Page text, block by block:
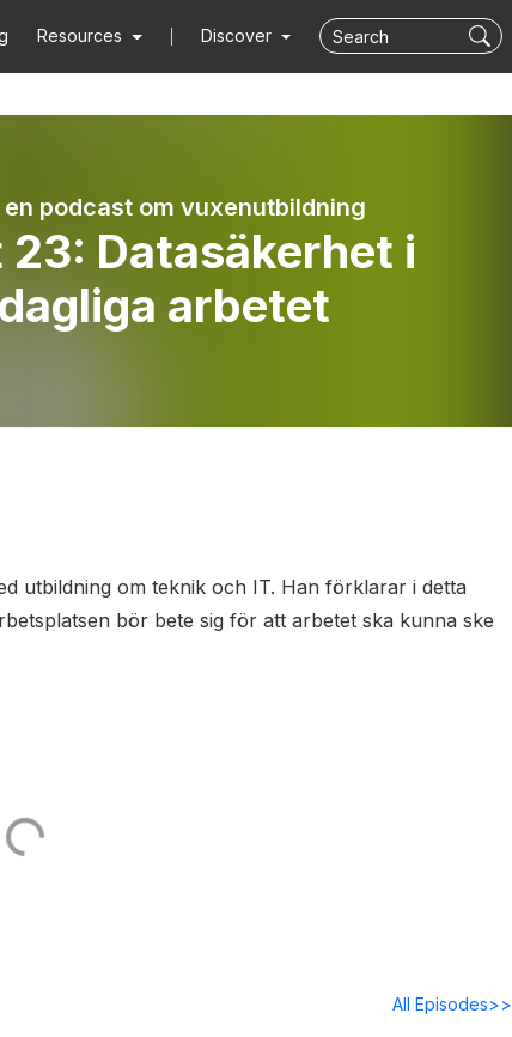
Resources Discover
podcast om vuxenutbildning
Datasäkerhet i
arbetet
utbildning om teknik och IT. Han förklarar i detta
bör bete sig för att arbetet ska kunna ske
All Episodes>>